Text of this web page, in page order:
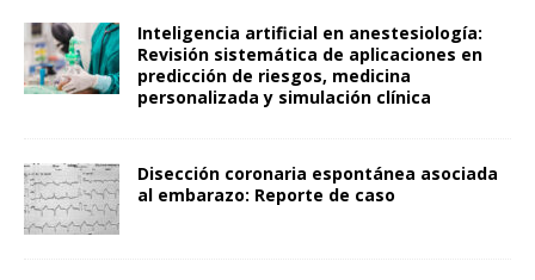
Inteligencia artificial en anestesiología:
Revisión sistemática de aplicaciones en
predicción de riesgos, medicina
personalizada y simulación clínica
Disección coronaria espontánea asociada
al embarazo: Reporte de caso